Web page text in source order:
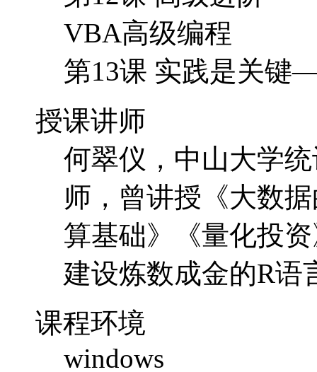
VBA高级编程
第13课 实践是关键
授课讲师
何翠仪，中山大学
师，曾讲授《大数
算基础》《量化投
建设炼数成金的R语
课程环境
windows